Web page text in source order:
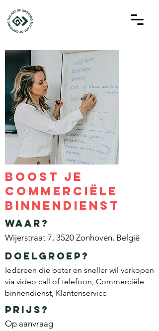
boost je
commerciële
binnendienst
waar?
Wijerstraat 7, 3520 Zonhoven, België
doelgroep?
Iedereen die beter en sneller wil verkopen
via video call of telefoon, Commerciële
binnendienst, Klantenservice
prijs?
Op aanvraag